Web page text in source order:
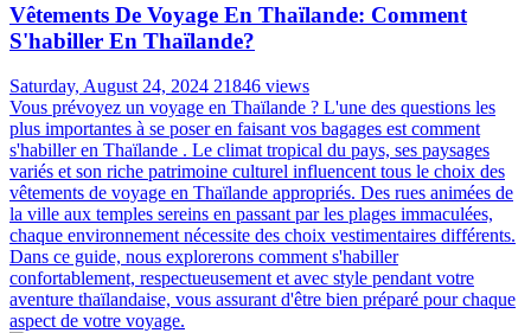
Vêtements De Voyage En Thaïlande: Comment
S'habiller En Thaïlande?
Saturday, August 24, 2024 21846 views
Vous prévoyez un voyage en Thaïlande ? L'une des questions les
plus importantes à se poser en faisant vos bagages est comment
s'habiller en Thaïlande . Le climat tropical du pays, ses paysages
variés et son riche patrimoine culturel influencent tous le choix des
vêtements de voyage en Thaïlande appropriés. Des rues animées de
la ville aux temples sereins en passant par les plages immaculées,
chaque environnement nécessite des choix vestimentaires différents.
Dans ce guide, nous explorerons comment s'habiller
confortablement, respectueusement et avec style pendant votre
aventure thaïlandaise, vous assurant d'être bien préparé pour chaque
aspect de votre voyage.